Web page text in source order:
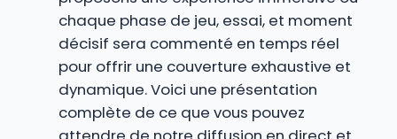
chaque phase de jeu, essai, et moment
décisif sera commenté en temps réel
pour offrir une couverture exhaustive et
dynamique. Voici une présentation
complète de ce que vous pouvez